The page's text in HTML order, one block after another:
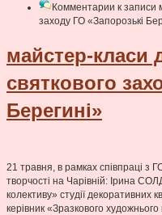
Комментарии к записи
заходу ГО «Запорозькі
майстер-класи
святкового
Берегині»
21 травня, в рамках співпраці з
творчості на Чарівній: Ірина
колективу» студії
керівник «Зразкового